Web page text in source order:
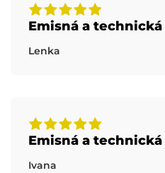
Emisná a
Lenka
Emisná a
Ivana